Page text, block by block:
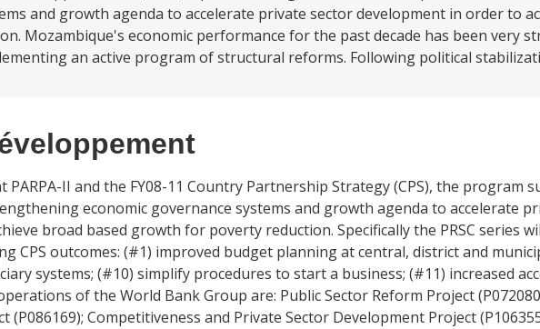
and growth agenda to accelerate private sector development in order to
Mozambique's economic performance for the past decade has been very
an active program of structural reforms. Following political
II and the FY08-11 Country Partnership Strategy (CPS), the program
economic governance systems and growth agenda to accelerate
broad based growth for poverty reduction. Specifically the PRSC series
CPS outcomes: (#1) improved budget planning at central, district and
systems; (#10) simplify procedures to start a business; (#11) increased
of the World Bank Group are: Public Sector Reform Project
(P086169); Competitiveness and Private Sector Development Project